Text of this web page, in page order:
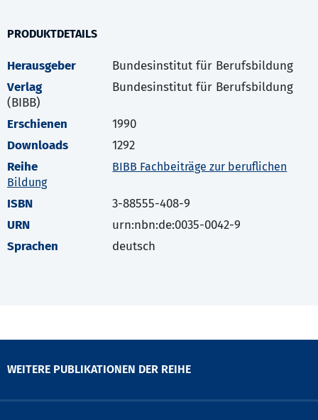
PRODUKTDETAILS
Herausgeber
Bundesinstitut für Berufsbildung
Verlag
Bundesinstitut für Berufsbildung
(BIBB)
Erschienen
1990
Downloads
1292
Reihe
BIBB Fachbeiträge zur beruflichen
Bildung
ISBN
3-88555-408-9
URN
urn:nbn:de:0035-0042-9
Sprachen
deutsch
WEITERE PUBLIKATIONEN DER REIHE